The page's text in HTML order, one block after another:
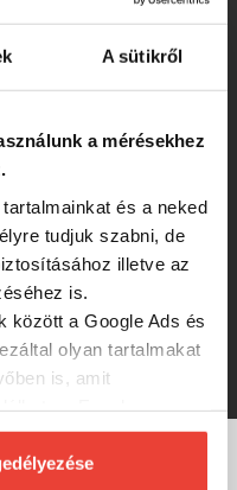
A sütikről
a mérésekhez
és a neked
tudjuk szabni, de
illetve az
is.
között a Google Ads és
olyan tartalmakat
is, amit
engedd meg
2000 FD INCL.
Laguna LT3000-C